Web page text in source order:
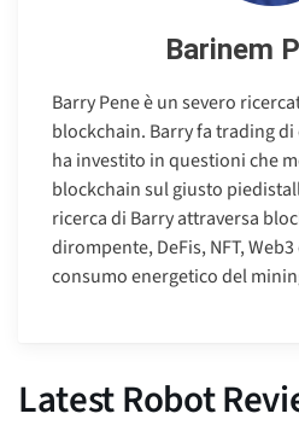
Barinem
Barry Pene è un severo
blockchain. Barry fa trading
ha investito in questioni che
blockchain sul giusto
ricerca di Barry attraversa
dirompente, DeFis, NFT,
consumo energetico del
Latest Robot